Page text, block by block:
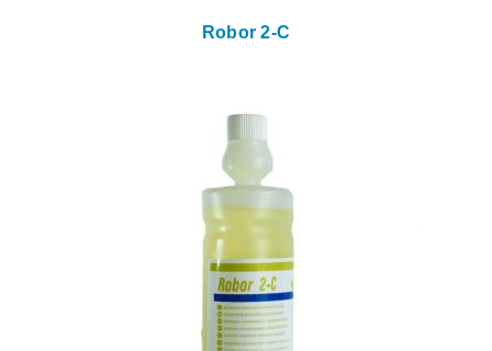
Robor 2-C